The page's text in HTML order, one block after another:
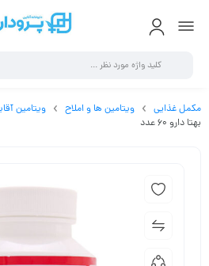
مکمل غذایی ویتامین ها و املاح ویتامین
بهتا دارو 60 عدد